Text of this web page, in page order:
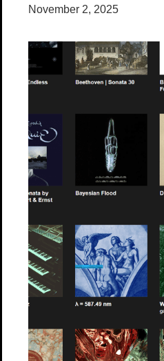
November 2, 2025